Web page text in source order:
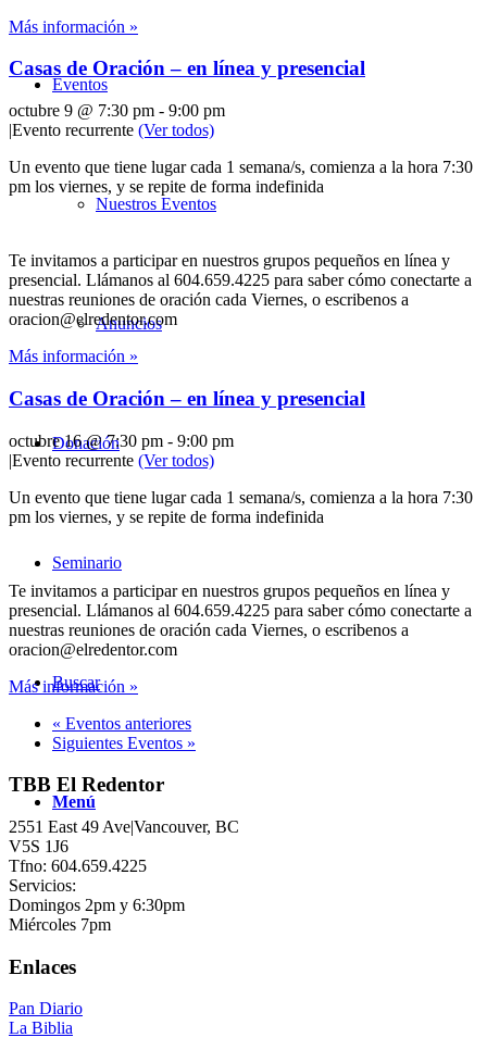
Eventos
Nuestros Eventos
Anuncios
Donación
Seminario
Buscar
Menú
Más información »
Casas de Oración – en línea y presencial
octubre 9 @ 7:30 pm - 9:00 pm
|Evento recurrente (Ver todos)
Un evento que tiene lugar cada 1 semana/s, comienza a la hora 7:30
pm los viernes, y se repite de forma indefinida
Te invitamos a participar en nuestros grupos pequeños en línea y
presencial. Llámanos al 604.659.4225 para saber cómo conectarte a
nuestras reuniones de oración cada Viernes, o escribenos a
oracion@elredentor.com
Más información »
Casas de Oración – en línea y presencial
octubre 16 @ 7:30 pm - 9:00 pm
|Evento recurrente (Ver todos)
Un evento que tiene lugar cada 1 semana/s, comienza a la hora 7:30
pm los viernes, y se repite de forma indefinida
Te invitamos a participar en nuestros grupos pequeños en línea y
presencial. Llámanos al 604.659.4225 para saber cómo conectarte a
nuestras reuniones de oración cada Viernes, o escribenos a
oracion@elredentor.com
Más información »
« Eventos anteriores
Siguientes Eventos »
TBB El Redentor
2551 East 49 Ave|Vancouver, BC
V5S 1J6
Tfno: 604.659.4225
Servicios:
Domingos 2pm y 6:30pm
Miércoles 7pm
Enlaces
Pan Diario
La Biblia